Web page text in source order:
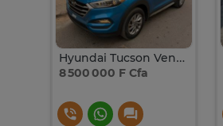
Hyundai Tucson Venant 2019
8 500 000 F Cfa